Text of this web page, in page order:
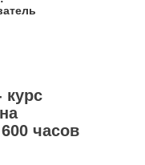
курс
часов